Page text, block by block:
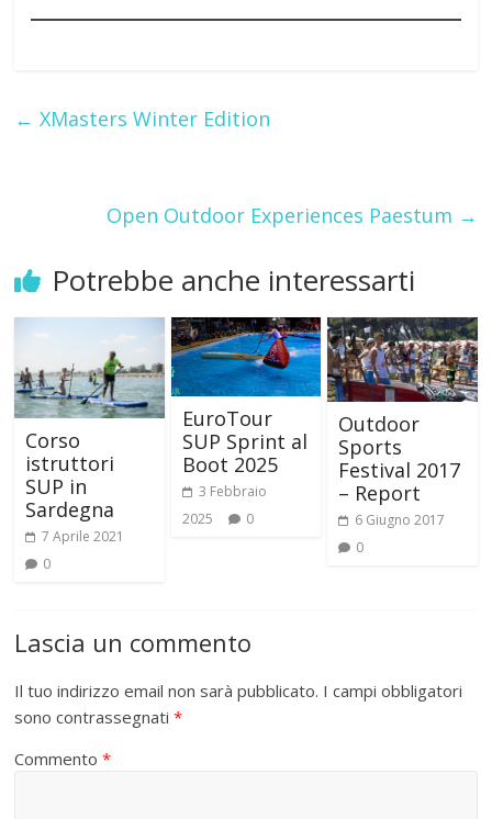
← XMasters Winter Edition
Open Outdoor Experiences Paestum →
Potrebbe anche interessarti
Corso
istruttori
SUP in
Sardegna
7 Aprile 2021
0
EuroTour
SUP Sprint al
Boot 2025
3 Febbraio
2025
0
Outdoor
Sports
Festival 2017
– Report
6 Giugno 2017
0
Lascia un commento
Il tuo indirizzo email non sarà pubblicato. I campi obbligatori
sono contrassegnati*
Commento*